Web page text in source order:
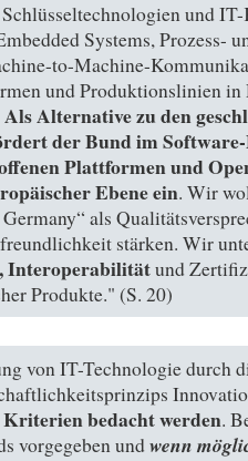
und
Systems, Prozess-
to-Machine-
und Produktionslinien in
Als Alternative zu den
der Bund im
Plattformen und
Ebene ein. Wir
als
stärken. Wir
Interoperabilitätund
Produkte." (S. 20)
von IT-Technologie durch
bedacht werden.
vorgegeben undwenn